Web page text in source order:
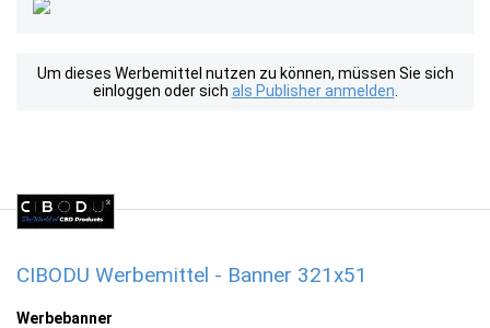
Um dieses Werbemittel nutzen zu können, müssen Sie sich
einloggen oder sich als Publisher anmelden
CIBODU Werbemittel - Banner 321x51
Werbebanner